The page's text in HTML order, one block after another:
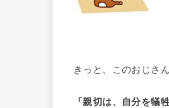
きっと、このおじさん
「親切は、自分を犠